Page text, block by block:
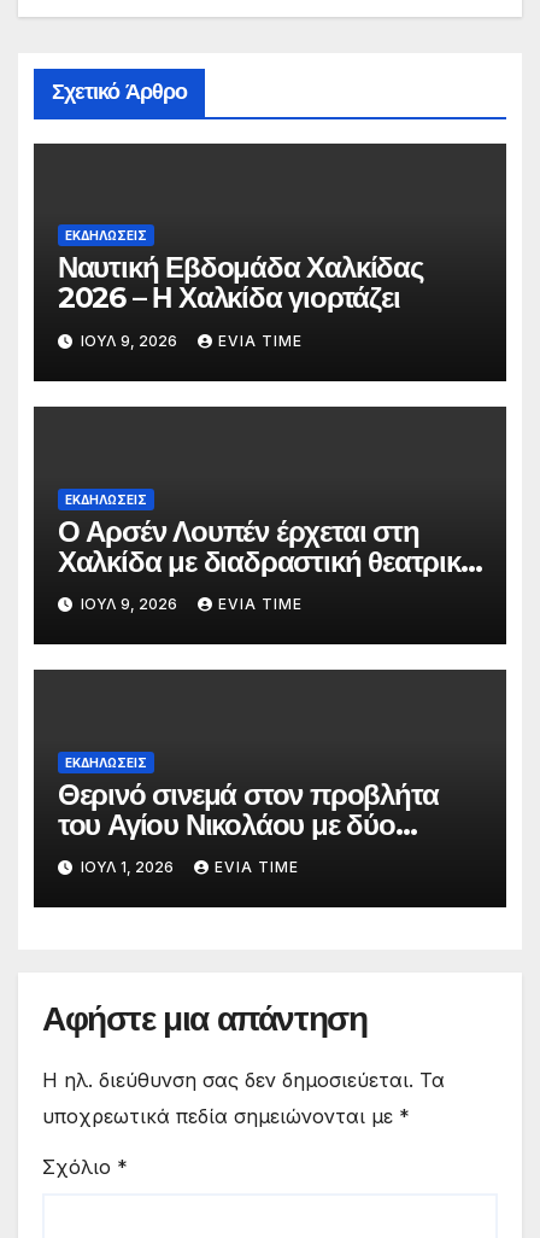
Σχετικό Άρθρο
ΕΚΔΗΛΩΣΕΙΣ
Ναυτική Εβδομάδα Χαλκίδας
2026 – Η Χαλκίδα γιορτάζει
ΙΟΎΛ 9, 2026 EVIA TIME
ΕΚΔΗΛΩΣΕΙΣ
Ο Αρσέν Λουπέν έρχεται στη
Χαλκίδα με διαδραστική θεατρική
παράσταση
ΙΟΎΛ 9, 2026 EVIA TIME
ΕΚΔΗΛΩΣΕΙΣ
Θερινό σινεμά στον προβλήτα
του Αγίου Νικολάου με δύο
οικογενειακές ταινίες
ΙΟΎΛ 1, 2026 EVIA TIME
Αφήστε μια απάντηση
Η ηλ. διεύθυνση σας δεν δημοσιεύεται. Τα
υποχρεωτικά πεδία σημειώνονται με *
Σχόλιο *